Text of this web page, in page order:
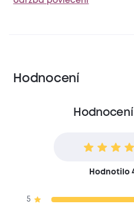
Hodnocení
Hodnotilo
5